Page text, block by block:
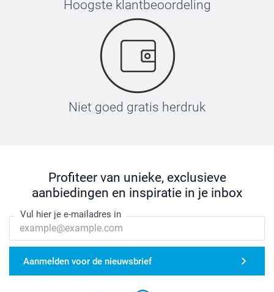
Hoogste klantbeoordeling
Niet goed gratis herdruk
Profiteer van unieke, exclusieve
aanbiedingen en inspiratie in je inbox
Vul hier je e-mailadres in
Aanmelden voor de nieuwsbrief